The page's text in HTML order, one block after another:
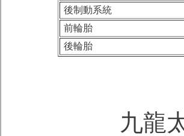
後制動系統
前輪胎
後輪胎
九龍